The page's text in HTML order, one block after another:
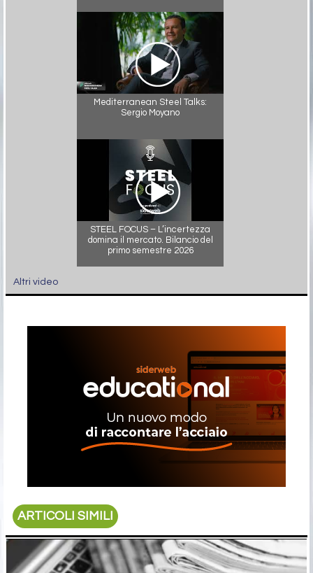
Mediterranean Steel Talks:
Sergio Moyano
STEEL FOCUS – L’incertezza
domina il mercato. Bilancio del
primo semestre 2026
Altri video
ARTICOLI SIMILI